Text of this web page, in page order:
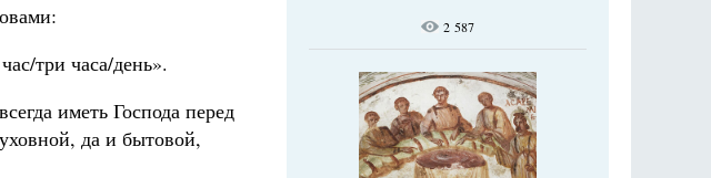
три часа/день».
иметь Господа перед
да и бытовой,
2 587